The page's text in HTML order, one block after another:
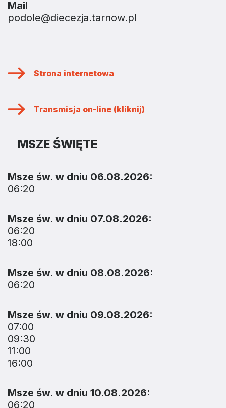
Mail
podole@diecezja.tarnow.pl
Strona internetowa
Transmisja on-line (kliknij)
MSZE ŚWIĘTE
Msze św. w dniu 06.08.2026:
06:20
Msze św. w dniu 07.08.2026:
06:20
18:00
Msze św. w dniu 08.08.2026:
06:20
Msze św. w dniu 09.08.2026:
07:00
09:30
11:00
16:00
Msze św. w dniu 10.08.2026:
06:20